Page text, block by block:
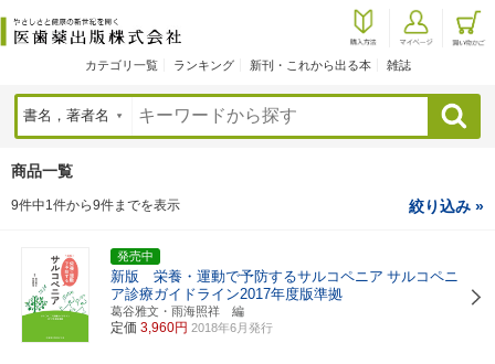
カテゴリ一覧 ランキング 新刊・これから出る本 雑誌
検索
商品一覧
9件中1件から9件までを表示 絞り込み »
発売中
新版 栄養・運動で予防するサルコペニア サルコペニ
ア診療ガイドライン2017年度版準拠
葛谷雅文・雨海照祥 編
定価 3,960円 2018年6月発行